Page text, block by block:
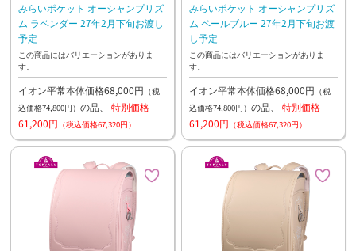
みらいポケット オーシャンプリズ
ム ラベンダー 27年2月下旬お渡し
予定
この商品にはバリエーションがありま
す。
イオン平常本体価格68,000円 （税
込価格74,800円） の品、 特別価格
61,200円 （税込価格67,320円）
みらいポケット オーシャンプリズ
ム ペールブルー 27年2月下旬お渡
し予定
この商品にはバリエーションがありま
す。
イオン平常本体価格68,000円 （税
込価格74,800円） の品、 特別価格
61,200円 （税込価格67,320円）